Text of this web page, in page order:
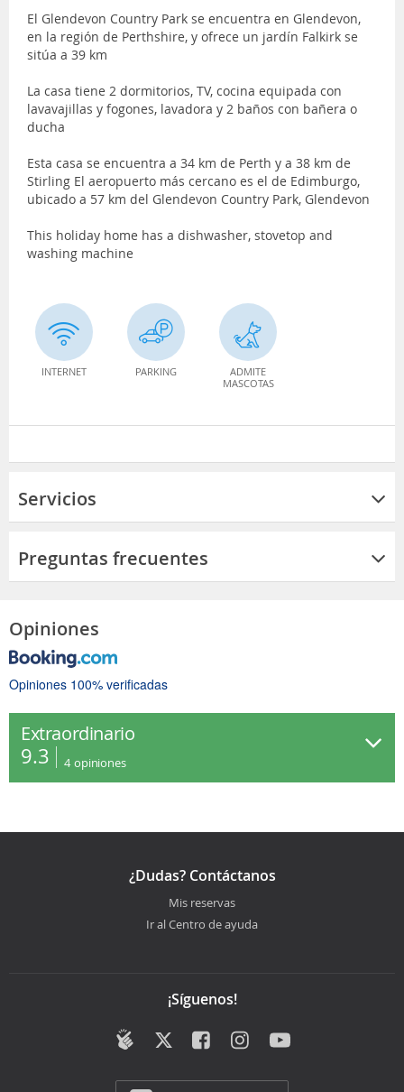
El Glendevon Country Park se encuentra en Glendevon,
en la región de Perthshire, y ofrece un jardín Falkirk se
sitúa a 39 km
La casa tiene 2 dormitorios, TV, cocina equipada con
lavavajillas y fogones, lavadora y 2 baños con bañera o
ducha
Esta casa se encuentra a 34 km de Perth y a 38 km de
Stirling El aeropuerto más cercano es el de Edimburgo,
ubicado a 57 km del Glendevon Country Park, Glendevon
This holiday home has a dishwasher, stovetop and
washing machine
INTERNET PARKING
ADMITE
MASCOTAS
Servicios
Preguntas frecuentes
Opiniones
Opiniones 100% verificadas
Extraordinario
9.3 4 opiniones
¿Dudas? Contáctanos
Mis reservas
Ir al Centro de ayuda
¡Síguenos!